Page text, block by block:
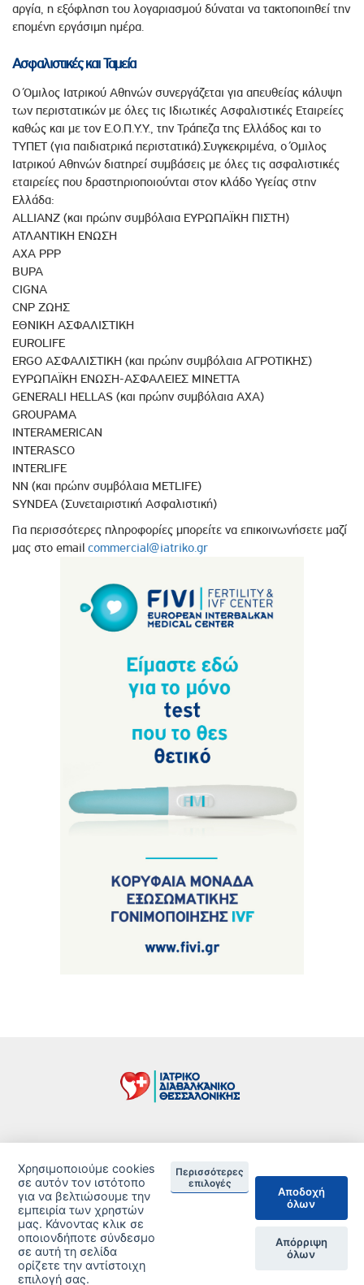
αργία, η εξόφληση του λογαριασμού δύναται να τακτοποιηθεί την
επομένη εργάσιμη ημέρα.
Ασφαλιστικές και Ταμεία
Ο Όμιλος Ιατρικού Αθηνών συνεργάζεται για απευθείας κάλυψη
των περιστατικών με όλες τις Ιδιωτικές Ασφαλιστικές Εταιρείες
καθώς και με τον Ε.Ο.Π.Υ.Υ., την Τράπεζα της Ελλάδος και το
ΤΥΠΕΤ (για παιδιατρικά περιστατικά).Συγκεκριμένα, ο Όμιλος
Ιατρικού Αθηνών διατηρεί συμβάσεις με όλες τις ασφαλιστικές
εταιρείες που δραστηριοποιούνται στον κλάδο Υγείας στην
Ελλάδα:
ΑLLIANZ (και πρώην συμβόλαια ΕΥΡΩΠΑΪΚΗ ΠΙΣΤΗ)
ΑΤΛΑΝΤΙΚΗ ΕΝΩΣΗ
AXA PPP
BUPA
CIGNA
CNP ΖΩΗΣ
ΕΘΝΙΚΗ ΑΣΦΑΛΙΣΤΙΚΗ
EUROLIFE
ERGO ΑΣΦΑΛΙΣΤΙΚΗ (και πρώην συμβόλαια ΑΓΡΟΤΙΚΗΣ)
ΕΥΡΩΠΑΪΚΗ ΕΝΩΣΗ-ΑΣΦΑΛΕΙΕΣ ΜΙΝΕΤΤΑ
GENERALI HELLAS (και πρώην συμβόλαια AXA)
GROUPAMA
INTERAMERICAN
INTERASCO
INTERLIFE
ΝΝ (και πρώην συμβόλαια METLIFE)
SYNDEA (Συνεταιριστική Ασφαλιστική)
Για περισσότερες πληροφορίες μπορείτε να επικοινωνήσετε μαζί
μας στο email commercial@iatriko.gr
Δείτε τις Πιστοποιήσεις ανά Κλινική
© 2026 Copyright © Iatriko.gr | Powered by Aboutnet
Χρησιμοποιούμε cookies
σε αυτόν τον ιστότοπο
για να βελτιώσουμε την
εμπειρία των χρηστών
μας. Κάνοντας κλικ σε
οποιονδήποτε σύνδεσμο
σε αυτή τη σελίδα
ορίζετε την αντίστοιχη
επιλογή σας.
Περισσότερες
επιλογές
Αποδοχή
όλων
Απόρριψη
όλων